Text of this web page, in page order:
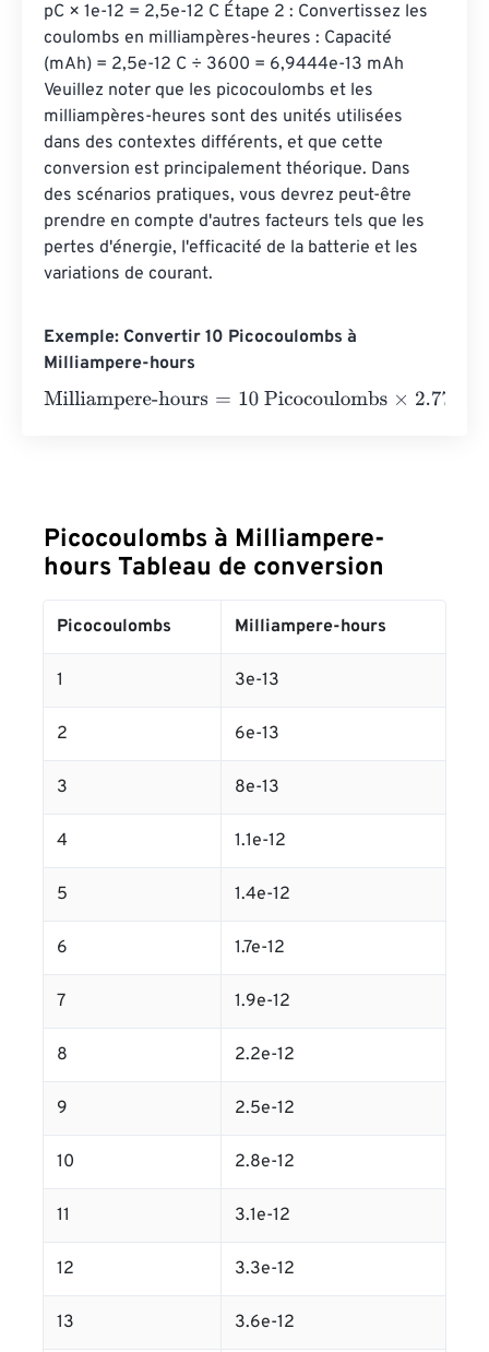
pC × 1e-12 = 2,5e-12 C Étape 2 : Convertissez les
coulombs en milliampères-heures : Capacité
(mAh) = 2,5e-12 C ÷ 3600 = 6,9444e-13 mAh
Veuillez noter que les picocoulombs et les
milliampères-heures sont des unités utilisées
dans des contextes différents, et que cette
conversion est principalement théorique. Dans
des scénarios pratiques, vous devrez peut-être
prendre en compte d'autres facteurs tels que les
pertes d'énergie, l'efficacité de la batterie et les
variations de courant.
Exemple: Convertir 10 Picocoulombs à
Milliampere-hours
Milliampere-hours=10 Picocoulombs×2.77778e -13=
Picocoulombs à Milliampere-
hours Tableau de conversion
Picocoulombs Milliampere-hours
1 3e-13
2 6e-13
3 8e-13
4 1.1e-12
5 1.4e-12
6 1.7e-12
7 1.9e-12
8 2.2e-12
9 2.5e-12
10 2.8e-12
11 3.1e-12
12 3.3e-12
13 3.6e-12